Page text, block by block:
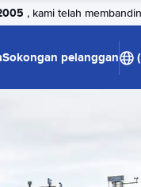
, kami telah
Sokongan pelanggan